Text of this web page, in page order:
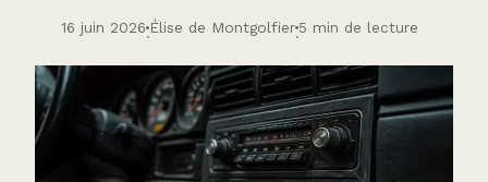
16 juin 2026
·
Élise de Montgolfier
·
5 min de lecture